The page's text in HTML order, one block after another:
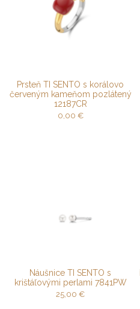
Prsteň TI SENTO s korálovo
červeným kameňom pozlátený
12187CR
0,00 €
Náušnice TI SENTO s
krištáľovými perlami 7841PW
25,00 €